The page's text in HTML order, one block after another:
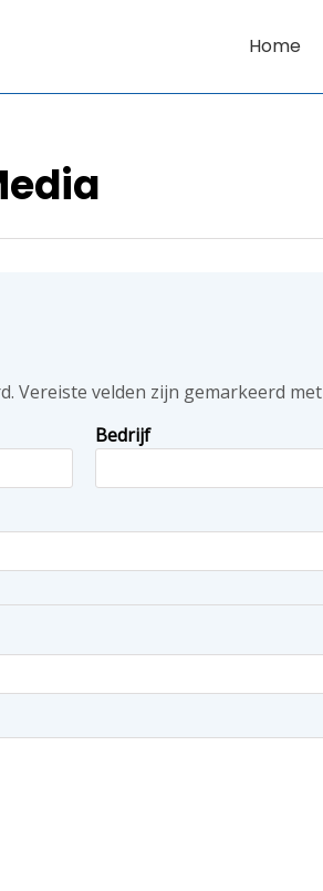
Home
Vereiste velden zijn gemarkeerd met
Bedrijf